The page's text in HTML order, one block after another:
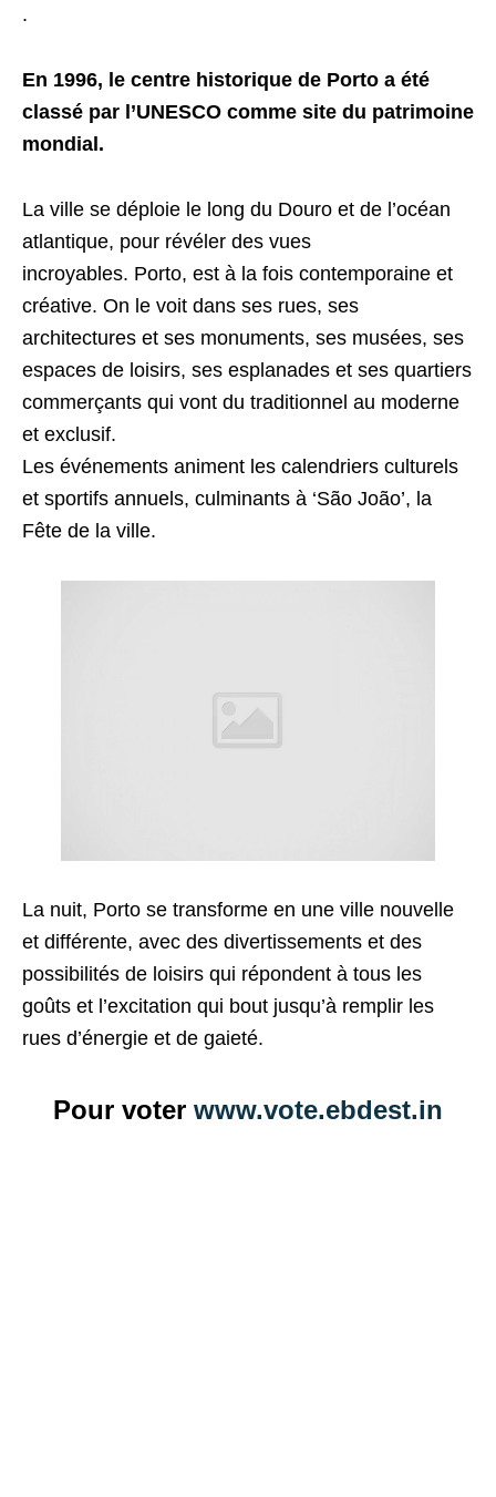
.
En 1996, le centre historique de Porto a été
classé par l’UNESCO comme site du patrimoine
mondial.
La ville se déploie le long du Douro et de l’océan
atlantique, pour révéler des vues
incroyables. Porto, est à la fois contemporaine et
créative. On le voit dans ses rues, ses
architectures et ses monuments, ses musées, ses
espaces de loisirs, ses esplanades et ses quartiers
commerçants qui vont du traditionnel au moderne
et exclusif.
Les événements animent les calendriers culturels
et sportifs annuels, culminants à ‘São João’, la
Fête de la ville.
La nuit, Porto se transforme en une ville nouvelle
et différente, avec des divertissements et des
possibilités de loisirs qui répondent à tous les
goûts et l’excitation qui bout jusqu’à remplir les
rues d’énergie et de gaieté.
Pour voter www.vote.ebdest.in